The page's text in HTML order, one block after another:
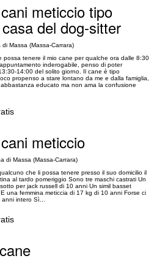
meticcio tipo
del dog-sitter
Massa (Massa-Carrara)
possa tenere il mio cane per qualche ora dalle 8:30
inderogabile, penso di poter
14:00 del solito giorno. Il cane è tipo
propenso a stare lontano da me e dalla famiglia,
educato ma non ama la confusione
meticcio
di Massa (Massa-Carrara)
che li possa tenere presso il suo domicilio il
al tardo pomeriggio Sono tre maschi castrati Un
per jack russell di 10 anni Un simil basset
una femmina meticcia di 17 kg di 10 anni Forse ci
intero Sì...